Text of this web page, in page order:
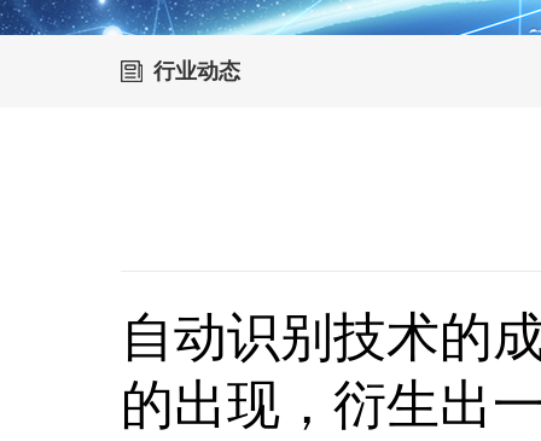
行业动态
自动识别技术的
的出现，衍生出